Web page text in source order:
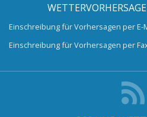
Einschreibung für Vorhersagen per E-
Einschreibung für Vorhersagen per